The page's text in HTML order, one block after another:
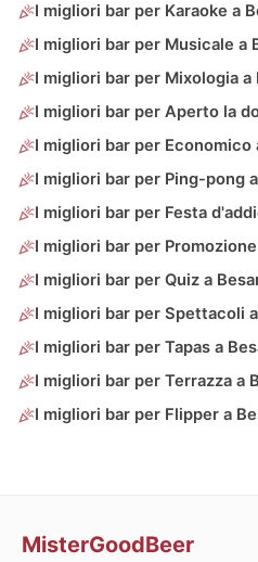
I migliori bar per Karaoke a
I migliori bar per Musicale a
I migliori bar per Mixologia a
I migliori bar per Aperto la
I migliori bar per Economico
I migliori bar per Ping-pong
I migliori bar per Festa
I migliori bar per
I migliori bar per Quiz a
I migliori bar per Spettacoli
I migliori bar per Tapas a
I migliori bar per Terrazza a
I migliori bar per Flipper a
MisterGoodBeer